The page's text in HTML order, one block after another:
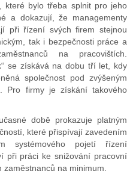
které bylo třeba splnit pro jeho
a dokazují, že managementy
při řízení svých firem stejnou
tak i bezpečnosti práce a
na pracovištích.
se získává na dobu tří let, kdy
společnost pod zvýšeným
Pro firmy je získání takového
době prokazuje platným
které přispívají zavedením
systémového pojetí řízení
při práci ke snižování pracovní
na minimum.